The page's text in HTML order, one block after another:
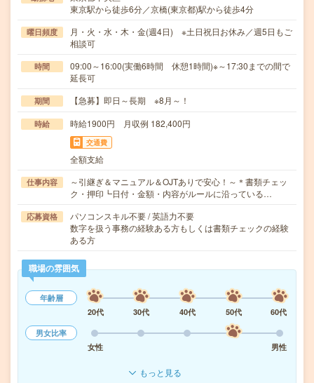
東京駅から徒歩6分／京橋(東京都)駅から徒歩4分
曜日頻度
月・火・水・木・金(週4日) ※土日祝日お休み／週5日もご
相談可
時間
09:00～16:00(実働6時間 休憩1時間)※～17:30までの間で
延長可
期間 【急募】即日～長期 ※8月～！
時給 時給1900円 月収例 182,400円
交通費
全額支給
仕事内容
～引継ぎ＆マニュアル＆OJTありで安心！～＊書類チェッ
ク・押印┗日付・金額・内容がルールに沿っている…
応募資格
パソコンスキル不要 / 英語力不要
数字を扱う事務の経験ある方もしくは書類チェックの経験
ある方
職場の雰囲気
年齢層
20代
30代 40代 50代
60代
男女比率
女性
男性
もっと見る